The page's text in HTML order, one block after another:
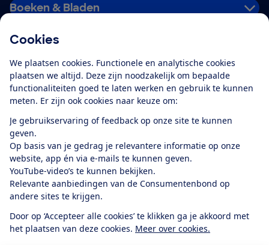
Cookies
We plaatsen cookies. Functionele en analytische cookies
plaatsen we altijd. Deze zijn noodzakelijk om bepaalde
functionaliteiten goed te laten werken en gebruik te kunnen
meten. Er zijn ook cookies naar keuze om:
Je gebruikservaring of feedback op onze site te kunnen
geven.
Op basis van je gedrag je relevantere informatie op onze
website, app én via e-mails te kunnen geven.
YouTube-video’s te kunnen bekijken.
Relevante aanbiedingen van de Consumentenbond op
andere sites te krijgen.
Door op ‘Accepteer alle cookies’ te klikken ga je akkoord met
het plaatsen van deze cookies. Meer over cookies.
Boeken & Bladen
Alles over de
app
Algemene Voorwaarden
Privacyverklaring
Cookiebeleid
Privacyvoorkeuren
Toegankelijkheid
RSS-feed nieuws
FacebookTwitterInstagram
YoutubeLinkedIn
12.901consumentenbeoordelen de Consumentenbondmet gemiddeld